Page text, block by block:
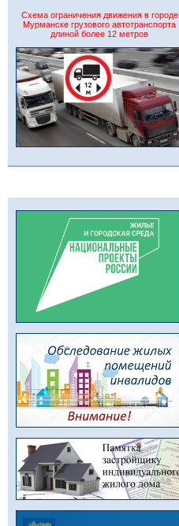
Схема ограничения движения в городе
Мурманске грузового автотранспорта
длиной более 12 метров